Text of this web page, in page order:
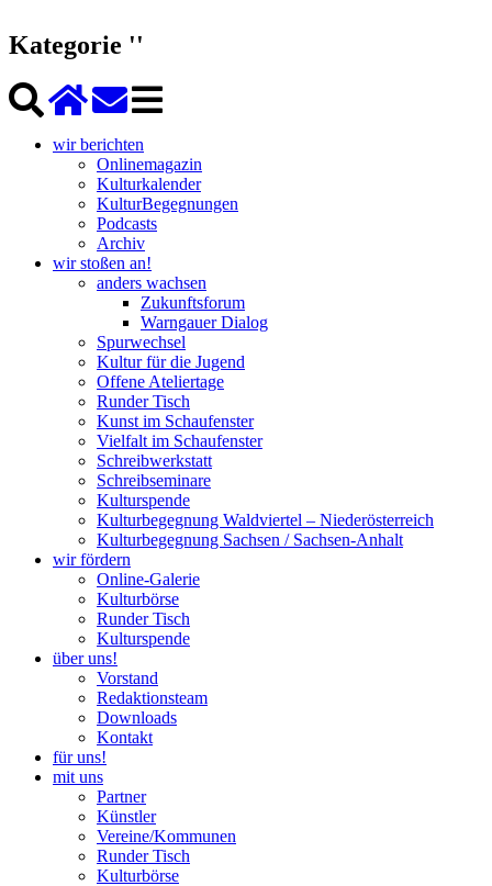
Kategorie ''
wir berichten
Onlinemagazin
Kulturkalender
KulturBegegnungen
Podcasts
Archiv
wir stoßen an!
anders wachsen
Zukunftsforum
Warngauer Dialog
Spurwechsel
Kultur für die Jugend
Offene Ateliertage
Runder Tisch
Kunst im Schaufenster
Vielfalt im Schaufenster
Schreibwerkstatt
Schreibseminare
Kulturspende
Kulturbegegnung Waldviertel – Niederösterreich
Kulturbegegnung Sachsen / Sachsen-Anhalt
wir fördern
Online-Galerie
Kulturbörse
Runder Tisch
Kulturspende
über uns!
Vorstand
Redaktionsteam
Downloads
Kontakt
für uns!
mit uns
Partner
Künstler
Vereine/Kommunen
Runder Tisch
Kulturbörse